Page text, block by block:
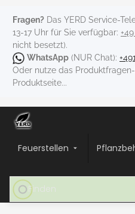
Fragen? Das YERD Service-
13-17 Uhr für Sie verfügbar:
nicht besetzt).
WhatsApp (NUR Chat):
Oder nutze das
Produktseite...
Feuerstellen